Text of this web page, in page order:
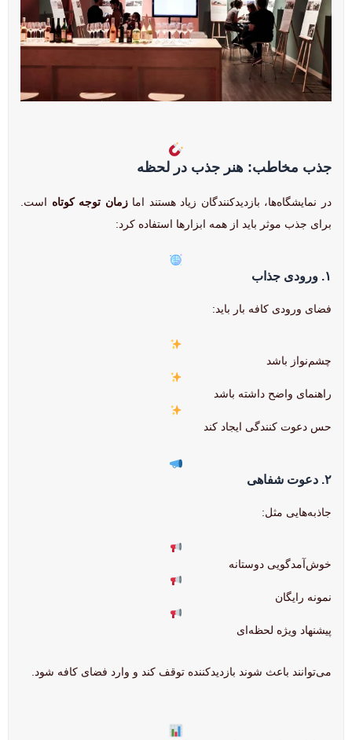
جذب مخاطب: هنر جذب در لحظه
در نمایشگاه‌ها، بازدیدکنندگان زیاد هستند امازمان توجه کوتاه است.
برای جذب موثر باید از همه ابزارها استفاده کرد:
۱. ورودی جذاب
فضای ورودی کافه بار باید:
چشم‌نواز باشد
راهنمای واضح داشته باشد
حس دعوت کنندگی ایجاد کند
۲. دعوت شفاهی
جاذبه‌هایی مثل:
خوش‌آمدگویی دوستانه
نمونه رایگان
پیشنهاد ویژه لحظه‌ای
می‌توانند باعث شوند بازدیدکننده توقف کند و وارد فضای کافه شود.